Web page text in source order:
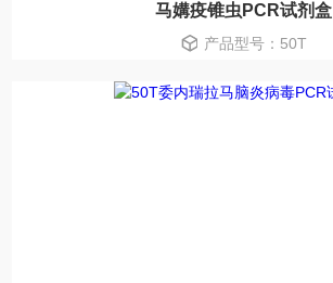
马媾疫锥虫PCR试剂盒
产品型号：50T